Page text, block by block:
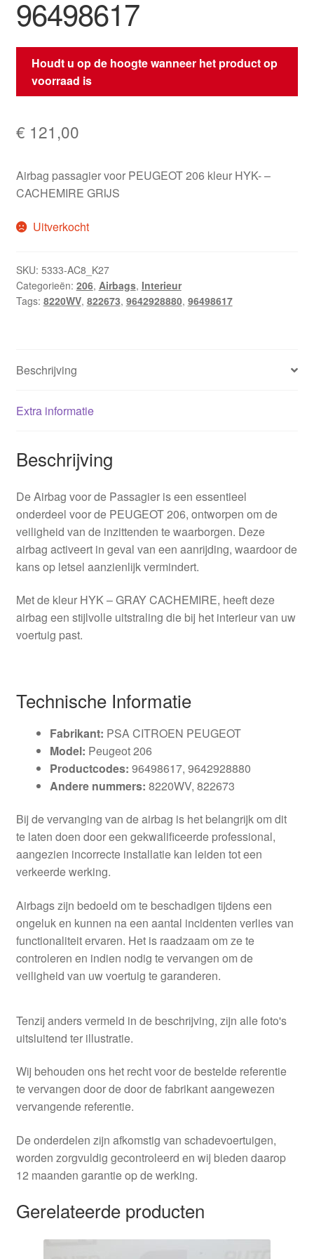
96498617
Houdt u op de hoogte wanneer het product op
voorraad is
€ 121,00
Airbag passagier voor PEUGEOT 206 kleur HYK- –
CACHEMIRE GRIJS
Uitverkocht
SKU: 5333-AC8_K27
Categorieën: 206, Airbags, Interieur
Tags: 8220WV, 822673, 9642928880, 96498617
Beschrijving
Extra informatie
Beschrijving
De Airbag voor de Passagier is een essentieel
onderdeel voor de PEUGEOT 206, ontworpen om de
veiligheid van de inzittenden te waarborgen. Deze
airbag activeert in geval van een aanrijding, waardoor de
kans op letsel aanzienlijk vermindert.
Met de kleur HYK – GRAY CACHEMIRE, heeft deze
airbag een stijlvolle uitstraling die bij het interieur van uw
voertuig past.
Technische Informatie
Fabrikant: PSA CITROEN PEUGEOT
Model: Peugeot 206
Productcodes: 96498617, 9642928880
Andere nummers: 8220WV, 822673
Bij de vervanging van de airbag is het belangrijk om dit
te laten doen door een gekwalificeerde professional,
aangezien incorrecte installatie kan leiden tot een
verkeerde werking.
Airbags zijn bedoeld om te beschadigen tijdens een
ongeluk en kunnen na een aantal incidenten verlies van
functionaliteit ervaren. Het is raadzaam om ze te
controleren en indien nodig te vervangen om de
veiligheid van uw voertuig te garanderen.
Tenzij anders vermeld in de beschrijving, zijn alle foto's
uitsluitend ter illustratie.
Wij behouden ons het recht voor de bestelde referentie
te vervangen door de door de fabrikant aangewezen
vervangende referentie.
De onderdelen zijn afkomstig van schadevoertuigen,
worden zorgvuldig gecontroleerd en wij bieden daarop
12 maanden garantie op de werking.
Gerelateerde producten